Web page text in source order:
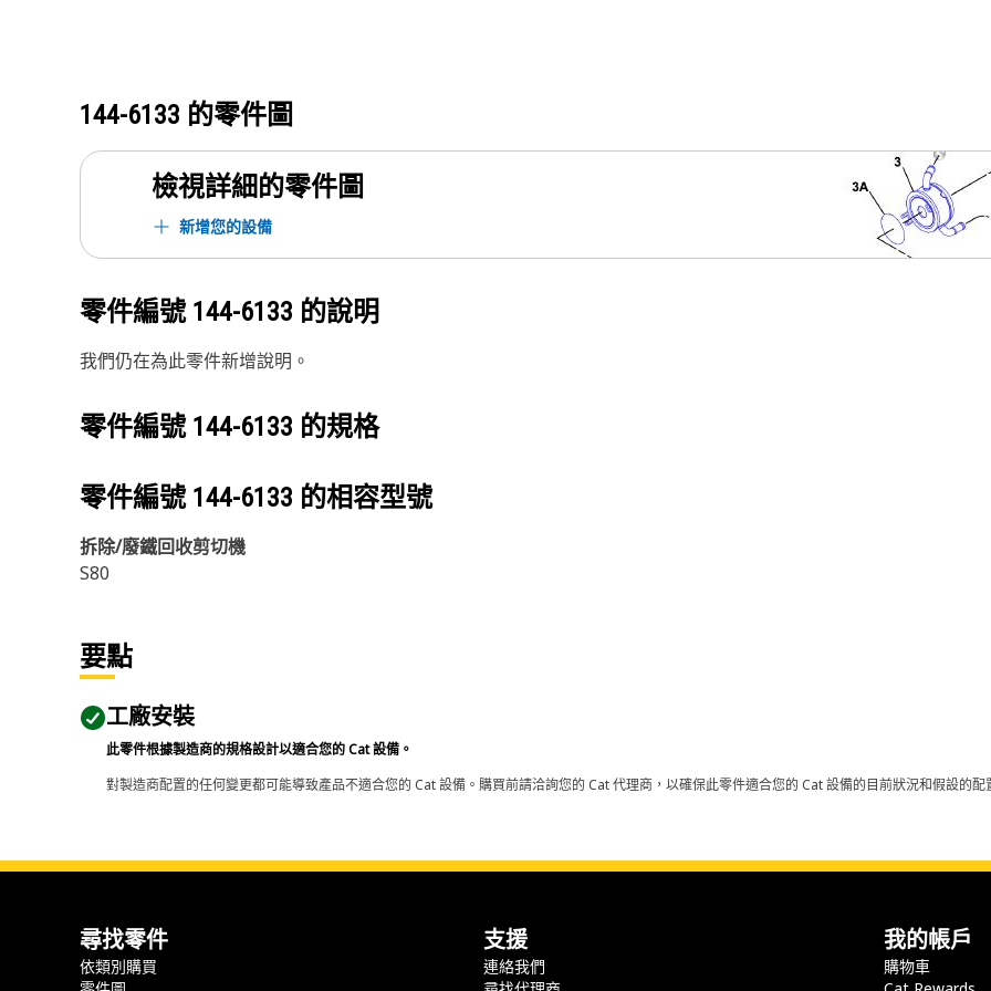
144-6133 的零件圖
檢視詳細的零件圖
新增您的設備
零件編號 144-6133 的說明
我們仍在為此零件新增說明。
零件編號 144-6133 的規格
零件編號 144-6133 的相容型號
拆除/廢鐵回收剪切機
S80
要點
工廠安裝
此零件根據製造商的規格設計以適合您的 Cat 設備。
對製造商配置的任何變更都可能導致產品不適合您的 Cat 設備。購買前請洽詢您的 Cat 代理商，以確保此零件適合您的 Cat 設備的目前狀況和假設的
尋找零件
依類別購買
支援
連絡我們
我的帳戶
購物車